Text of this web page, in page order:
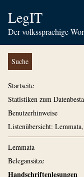
LegIT
Der volkssprachige
Suche
Startseite
Statistiken zum
Benutzerhinweise
Listenübersicht:
Lemmata
Belegansätze
Handschriftenlesungen